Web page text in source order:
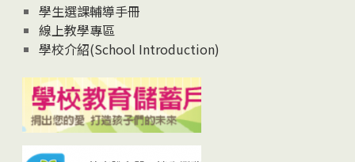
學生選課輔導手冊
線上教學專區
學校介紹(School Introduction)